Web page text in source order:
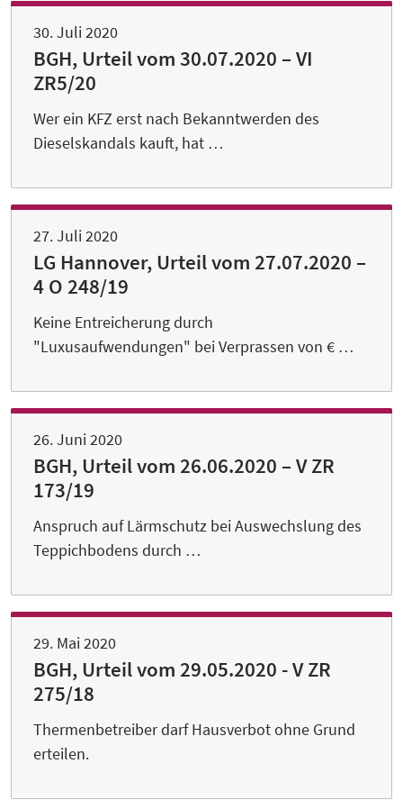
30. Juli 2020
BGH, Urteil vom 30.07.2020 – VI
ZR5/20
Wer ein KFZ erst nach Bekanntwerden des
Dieselskandals kauft, hat …
27. Juli 2020
LG Hannover, Urteil vom 27.07.2020 –
4 O 248/19
Keine Entreicherung durch
"Luxusaufwendungen" bei Verprassen von € …
26. Juni 2020
BGH, Urteil vom 26.06.2020 – V ZR
173/19
Anspruch auf Lärmschutz bei Auswechslung des
Teppichbodens durch …
29. Mai 2020
BGH, Urteil vom 29.05.2020 - V ZR
275/18
Thermenbetreiber darf Hausverbot ohne Grund
erteilen.